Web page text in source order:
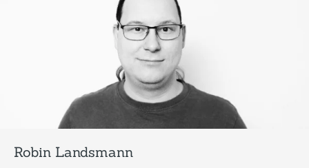
Robin Landsmann